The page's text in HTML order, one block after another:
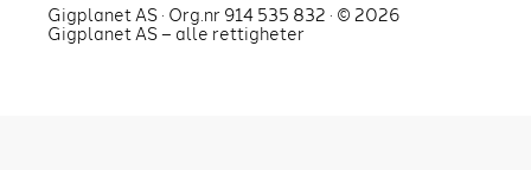
Gigplanet AS · Org.nr 914 535 832 · © 2026
Gigplanet AS – alle rettigheter